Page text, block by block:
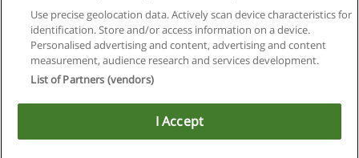
Regras de uso
Privacidade de dados
Copyright © Educaedu Business S.L. - CIF : B-95610580: -
www.educaedu-brasil.com
Use precise geolocation data. Actively scan device characteristics for
identification. Store and/or access information on a device.
Personalised advertising and content, advertising and content
measurement, audience research and services development.
List of Partners (vendors)
I Accept